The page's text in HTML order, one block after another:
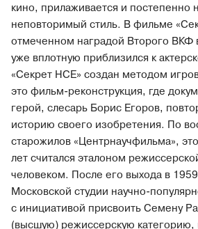
кино, прилаживается и постепенно
неповторимый стиль. В фильме
отмеченном наградой Второго ВКФ
уже вплотную приблизился к
«Секрет НСЕ» создан методом
это фильм-реконструкция, где
герой, слесарь Борис Егоров,
историю своего изобретения. По
старожилов «Центрнаучфильма»,
лет считался эталоном
человеком. После его выхода в
Московской студии научно-
с инициативой присвоить Семену
(высшую) режиссерскую категорию,